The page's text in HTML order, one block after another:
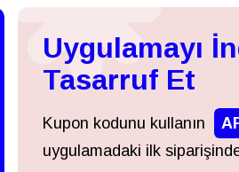
Uygulamayı
Tasarruf Et
Kupon kodunu kullanın
uygulamadaki ilk